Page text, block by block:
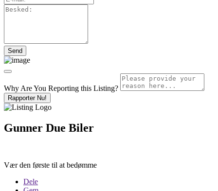
Why Are You Reporting this Listing?
Rapporter Nu!
Gunner Due Biler
Vær den første til at bedømme
Dele